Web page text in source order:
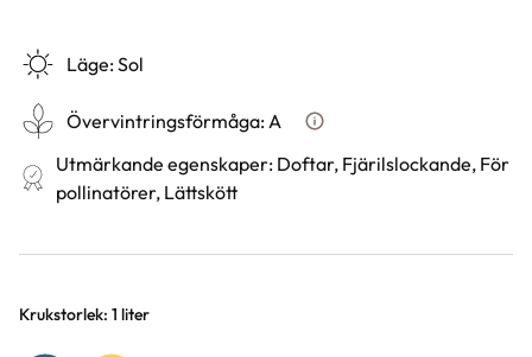
Läge:Sol
Övervintringsförmåga:A Vad betyder
Utmärkande egenskaper: Doftar, Fjärilslockande, För
pollinatörer, Lättskött
Varianter
Krukstorlek: 1 liter